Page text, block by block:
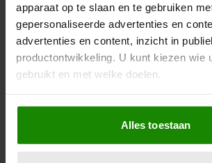
apparaat op te slaan en te gebruiken
gepersonaliseerde advertenties en
advertenties en content, inzicht in
productontwikkeling. U kunt kiezen wie
gebruikt en met welke doelen.
Als u het toestaat, willen we ook graag:
Informatie verzamelen over uw
locatie, die tot een paar meter
Alles toestaan